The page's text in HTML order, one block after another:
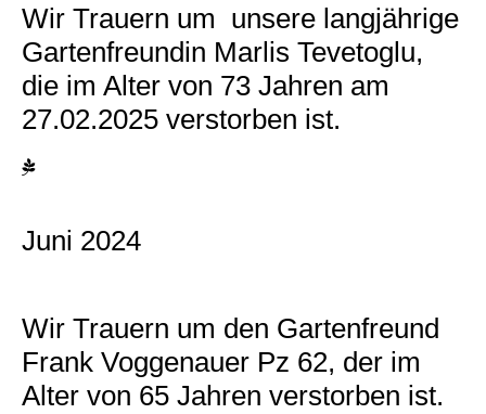
Wir Trauern um unsere langjährige
Gartenfreundin Marlis Tevetoglu,
die im Alter von 73 Jahren am
27.02.2025 verstorben ist.
Juni 2024
Wir Trauern um den Gartenfreund
Frank Voggenauer Pz 62, der im
Alter von 65 Jahren verstorben ist.